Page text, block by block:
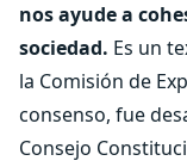
nos ayude a
sociedad. Es un
la Comisión de
consenso, fue
Consejo